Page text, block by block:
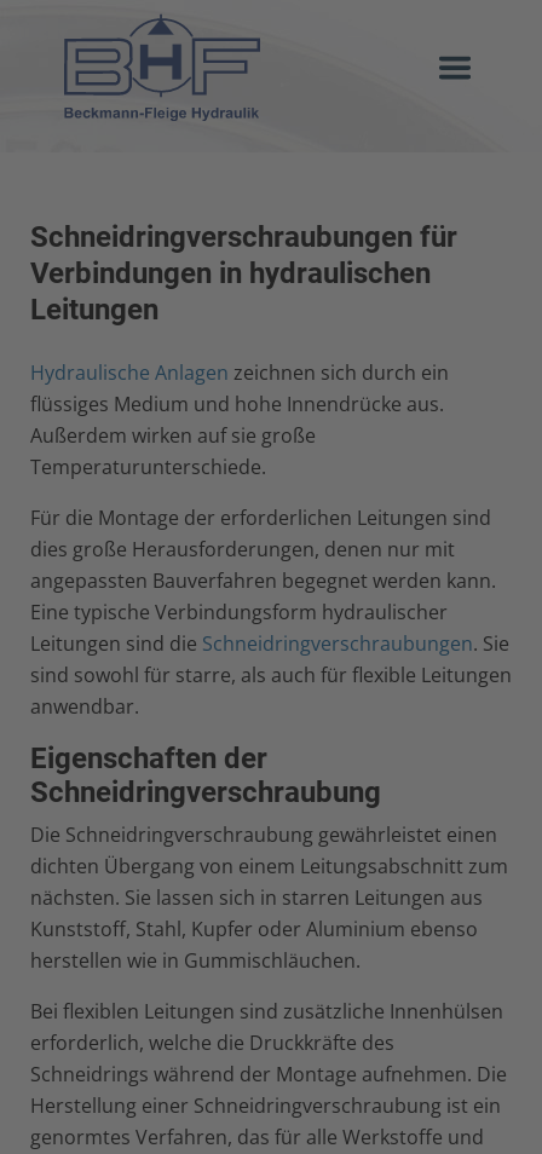
Schneidringverschraubungen für
Verbindungen in hydraulischen
Leitungen
Hydraulische Anlagen zeichnen sich durch ein
flüssiges Medium und hohe Innendrücke aus.
Außerdem wirken auf sie große
Temperaturunterschiede.
Für die Montage der erforderlichen Leitungen sind
dies große Herausforderungen, denen nur mit
angepassten Bauverfahren begegnet werden kann.
Eine typische Verbindungsform hydraulischer
Leitungen sind die Schneidringverschraubungen. Sie
sind sowohl für starre, als auch für flexible Leitungen
anwendbar.
Eigenschaften der
Schneidringverschraubung
Die Schneidringverschraubung gewährleistet einen
dichten Übergang von einem Leitungsabschnitt zum
nächsten. Sie lassen sich in starren Leitungen aus
Kunststoff, Stahl, Kupfer oder Aluminium ebenso
herstellen wie in Gummischläuchen.
Bei flexiblen Leitungen sind zusätzliche Innenhülsen
erforderlich, welche die Druckkräfte des
Schneidrings während der Montage aufnehmen. Die
Herstellung einer Schneidringverschraubung ist ein
genormtes Verfahren, das für alle Werkstoffe und